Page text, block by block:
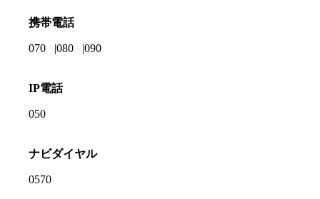
携帯電話
070 080 090
IP電話
050
ナビダイヤル
0570